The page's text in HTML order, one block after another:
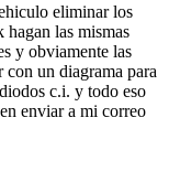
eliminar los
las mismas
y obviamente las
con un diagrama para
c.i. y todo eso
enviar a mi correo